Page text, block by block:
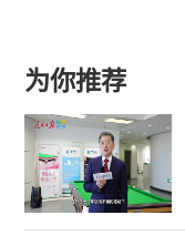
为你推荐